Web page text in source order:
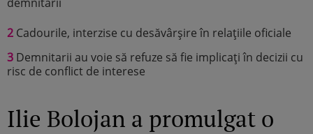
2 Cadourile, interzise cu desăvârșire în relațiile oficiale
3 Demnitarii au voie să refuze să fie implicați în decizii cu
risc de conflict de interese
Ilie Bolojan a promulgat o